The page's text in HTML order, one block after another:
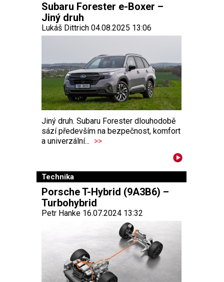
Subaru Forester e-Boxer –
Jiný druh
Lukáš Dittrich 04.08.2025 13:06
Jiný druh. Subaru Forester dlouhodobě
sází především na bezpečnost, komfort
a univerzální... >>
Technika
Porsche T-Hybrid (9A3B6) –
Turbohybrid
Petr Hanke 16.07.2024 13:32